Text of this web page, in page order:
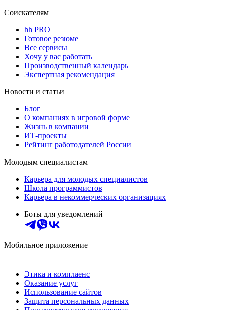
Соискателям
hh PRO
Готовое резюме
Все сервисы
Хочу у вас работать
Производственный календарь
Экспертная рекомендация
Новости и статьи
Блог
О компаниях в игровой форме
Жизнь в компании
ИТ-проекты
Рейтинг работодателей России
Молодым специалистам
Карьера для молодых специалистов
Школа программистов
Карьера в некоммерческих организациях
Боты для уведомлений
Мобильное приложение
Этика и комплаенс
Оказание услуг
Использование сайтов
Защита персональных данных